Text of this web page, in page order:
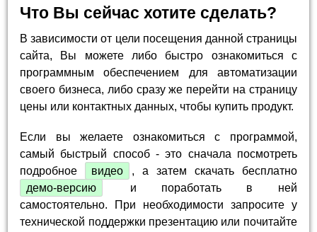
Что Вы сейчас хотите сделать?
В зависимости от цели посещения данной страницы
сайта, Вы можете либо быстро ознакомиться с
программным обеспечением для автоматизации
своего бизнеса, либо сразу же перейти на страницу
цены или контактных данных, чтобы купить продукт.
Если вы желаете ознакомиться с программой,
самый быстрый способ - это сначала посмотреть
подробное
видео
, а затем скачать бесплатно
демо-версию
и поработать в ней
самостоятельно. При необходимости запросите у
технической поддержки презентацию или почитайте